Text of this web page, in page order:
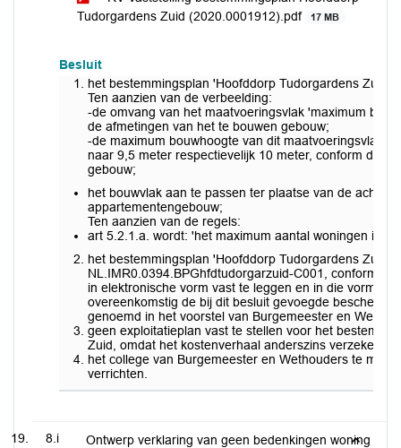
Tudorgardens Zuid (2020.0001912).pdf
17 MB
Besluit
het bestemmingsplan 'Hoofddorp Tudorgardens Zuid'
Ten aanzien van de verbeelding:
-de omvang van het maatvoeringsvlak 'maximum
de afmetingen van het te bouwen gebouw;
-de maximum bouwhoogte van dit maatvoeringsvlak,
naar 9,5 meter respectievelijk 10 meter, conform de
gebouw;
het bouwvlak aan te passen ter plaatse van de
appartementengebouw;
Ten aanzien van de regels:
art 5.2.1.a. wordt: 'het maximum aantal woningen is
het bestemmingsplan 'Hoofddorp Tudorgardens Zuid'
NL.IMR0.0394.BPGhfdtudorgarzuid-C001, conform
in elektronische vorm vast te leggen en in die vorm
overeenkomstig de bij dit besluit gevoegde
genoemd in het voorstel van Burgemeester en
geen exploitatieplan vast te stellen voor het
Zuid, omdat het kostenverhaal anderszins verzekerd is;
het college van Burgemeester en Wethouders te
verrichten.
8.i
Ontwerp verklaring van geen bedenkingen woning